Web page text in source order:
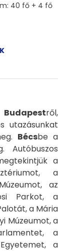
40 fő + 4 fő
Budapestről,
utazásunkat
Bécsbe a
Autóbuszos
a
a
az
Parkot, a
a Mária
Múzeumot, a
a
a